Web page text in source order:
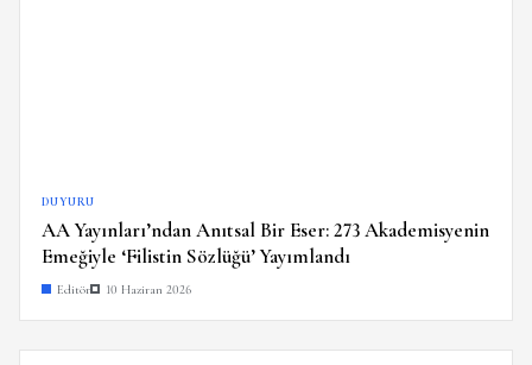
DUYURU
AA Yayınları’ndan Anıtsal Bir Eser: 273 Akademisyenin
Emeğiyle ‘Filistin Sözlüğü’ Yayımlandı
Editör 10 Haziran 2026